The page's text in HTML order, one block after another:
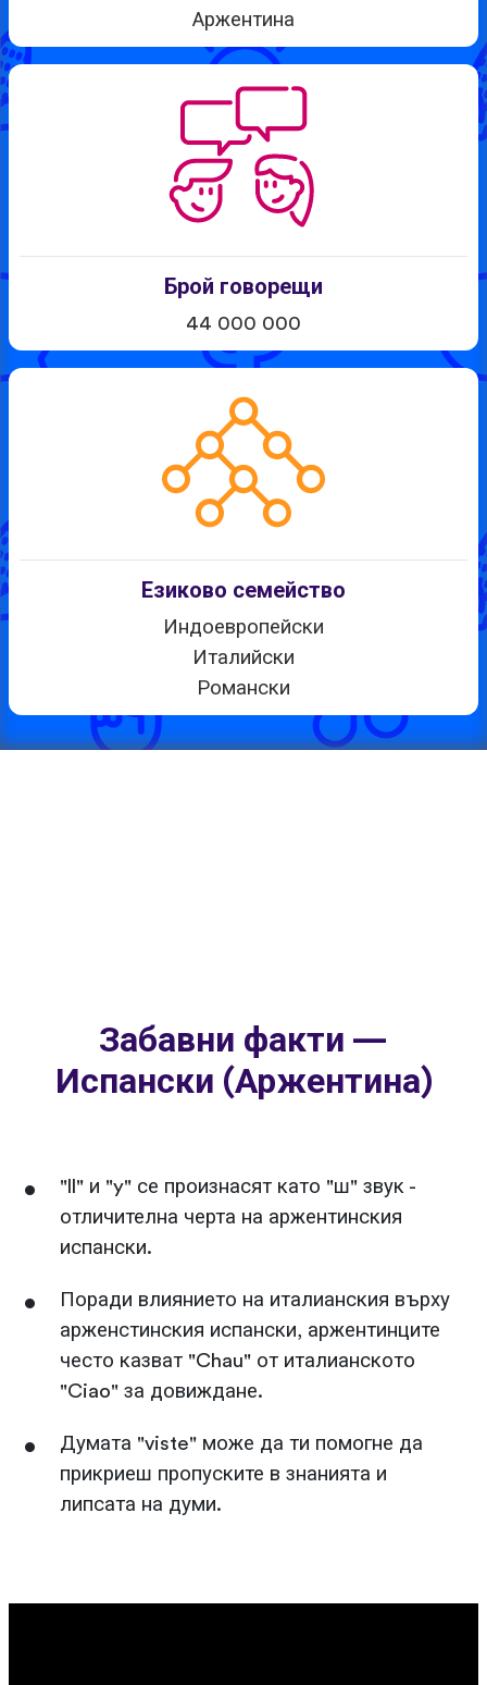
Аржентина
Брой говорещи
44 000 000
Езиково семейство
Индоевропейски
Италийски
Романски
Забавни факти —
Испански (Аржентина)
"ll" и "y" се произнасят като "ш" звук -
отличителна черта на аржентинския
испански.
Поради влиянието на италианския върху
арженстинския испански, аржентинците
често казват "Chau" от италианското
"Ciao" за довиждане.
Думата "viste" може да ти помогне да
прикриеш пропуските в знанията и
липсата на думи.